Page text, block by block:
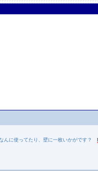
んに使ってたり、壁に一枚いかがです？